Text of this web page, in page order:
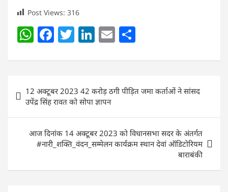
Post Views: 316
W
at
s
A
p
p
F
c
e
b
o
o
k
T
itt
er
Li
k
e
dI
n
E
ai
l
ar
e
navigation
12 अक्टूबर 2023 42 करोड़ ठगी पीड़ित जमा कर्ताओं ने सांसद
उपेंद्र सिंह रावत को सोपा ज्ञापन
आज दिनांक 14 अक्टूबर 2023 को विधानसभा सदर के अंतर्गत
#नारी_शक्ति_वंदन_सम्मेलन कार्यक्रम स्थान देवां ऑडिटोरियम
बाराबंकी